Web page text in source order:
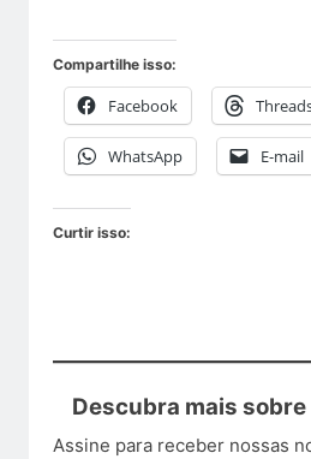
Compartilhe isso:
Facebook
WhatsApp E-mail
Curtir isso:
Descubra mais sobre
Assine para receber nossas